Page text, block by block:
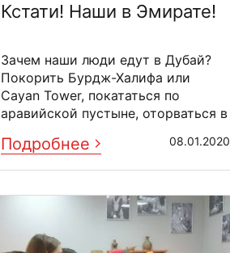
Кстати! Наши в Эмирате!
Зачем наши люди едут в Дубай?
Покорить Бурдж-Халифа или
Cayan Tower, покататься по
аравийской пустыне, оторваться в
Подробнее 08.01.2020